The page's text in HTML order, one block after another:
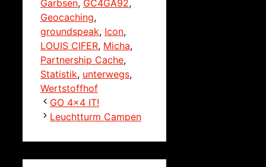
Garbsen, GC4GA92,
Geocaching,
groundspeak, Icon,
LOUIS CIFER, Micha,
Partnership Cache,
Statistik, unterwegs,
Wertstoffhof
GO 4×4 IT!
Leuchtturm Campen